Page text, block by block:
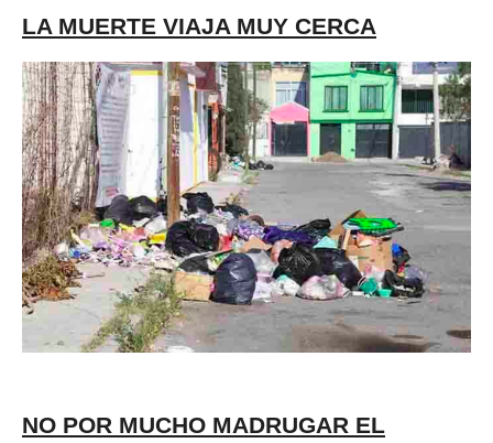
LA MUERTE VIAJA MUY CERCA
NO POR MUCHO MADRUGAR EL